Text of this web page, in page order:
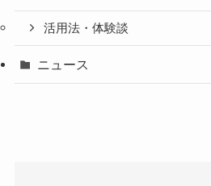
活用法・体験談
ニュース